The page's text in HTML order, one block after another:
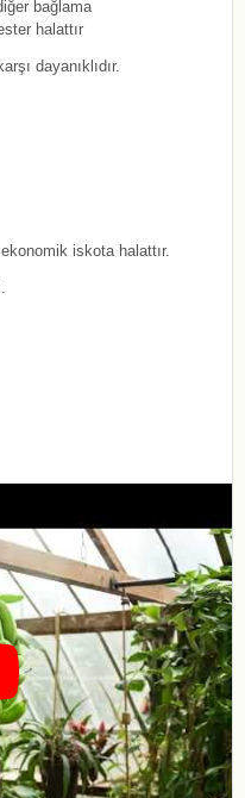
bağlama
halattır
dayanıklıdır.
iskota halattır.